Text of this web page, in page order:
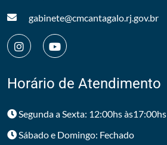
gabinete@cmcantagalo.rj.gov.br
Horário de Atendimento
Segunda a Sexta: 12:00hs às17:00hs
Sábado e Domingo: Fechado